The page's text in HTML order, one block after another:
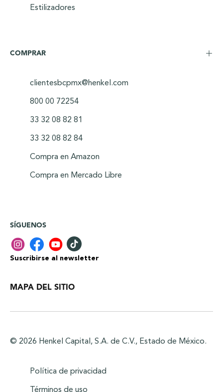
Estilizadores
COMPRAR
clientesbcpmx@henkel.com
800 00 72254
33 32 08 82 81
33 32 08 82 84
Compra en Amazon
Compra en Mercado Libre
SÍGUENOS
Suscribirse al newsletter
MAPA DEL SITIO
© 2026 Henkel Capital, S.A. de C.V., Estado de México.
Política de privacidad
Términos de uso